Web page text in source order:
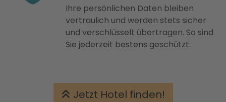
Ihre persönlichen Daten bleiben
vertraulich und werden stets sicher
und verschlüsselt übertragen. So sind
Sie jederzeit bestens geschützt.
Jetzt Hotel finden!